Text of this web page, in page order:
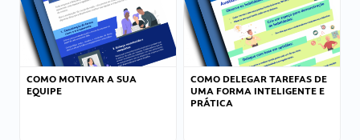
COMO MOTIVAR A SUA
EQUIPE
COMO DELEGAR TAREFAS DE
UMA FORMA INTELIGENTE E
PRÁTICA